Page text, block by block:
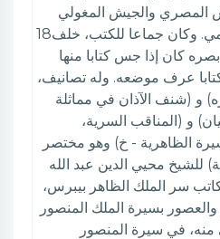
المصري والجيش المغولي
سنة 680 هـ فعمي. وكان جماعا للكتب، خلف18
كان إذا جس كتابا منها
كتابا عرف موضعه. وله تصانيف،
و (شنف الآذان في مماثلة
و (المناقب السرية،
الظاهرية - خ) وهو مختصر
للشيخ محيي الدين عبد الله
سر الملك الظاهر بيبرس،
بسيرة الملك المنصور
منه، في سيرة المنصور